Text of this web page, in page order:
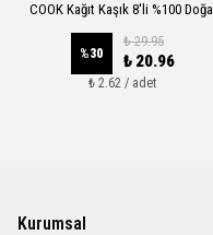
COOK Kağıt Kaşık 8'li %100 Doğal
%30
₺ 29.95
₺ 20.96
₺ 2.62 / adet
Kurumsal